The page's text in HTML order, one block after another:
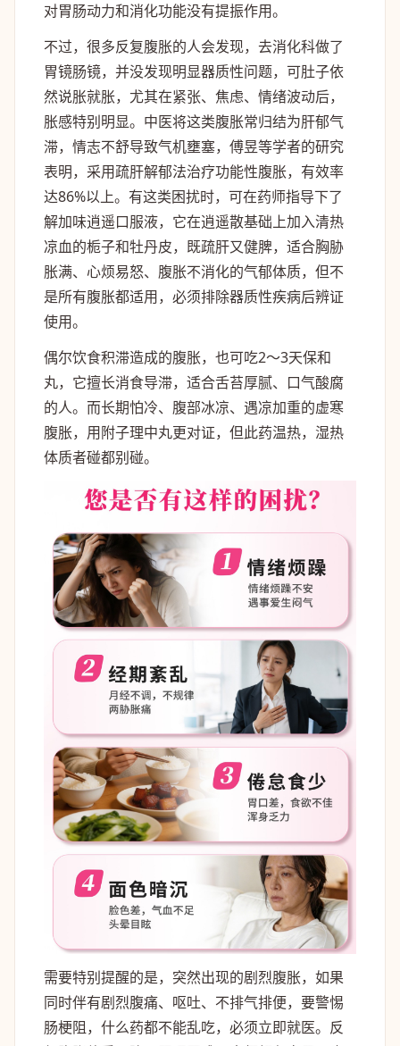
对胃肠动力和消化功能没有提振作用。
不过，很多反复腹胀的人会发现，去消化科做了
胃镜肠镜，并没发现明显器质性问题，可肚子依
然说胀就胀，尤其在紧张、焦虑、情绪波动后，
胀感特别明显。中医将这类腹胀常归结为肝郁气
滞，情志不舒导致气机壅塞，傅昱等学者的研究
表明，采用疏肝解郁法治疗功能性腹胀，有效率
达86%以上。有这类困扰时，可在药师指导下了
解加味逍遥口服液，它在逍遥散基础上加入清热
凉血的栀子和牡丹皮，既疏肝又健脾，适合胸胁
胀满、心烦易怒、腹胀不消化的气郁体质，但不
是所有腹胀都适用，必须排除器质性疾病后辨证
使用。
偶尔饮食积滞造成的腹胀，也可吃2～3天保和
丸，它擅长消食导滞，适合舌苔厚腻、口气酸腐
的人。而长期怕冷、腹部冰凉、遇凉加重的虚寒
腹胀，用附子理中丸更对证，但此药温热，湿热
体质者碰都别碰。
需要特别提醒的是，突然出现的剧烈腹胀，如果
同时伴有剧烈腹痛、呕吐、不排气排便，要警惕
肠梗阻，什么药都不能乱吃，必须立即就医。反